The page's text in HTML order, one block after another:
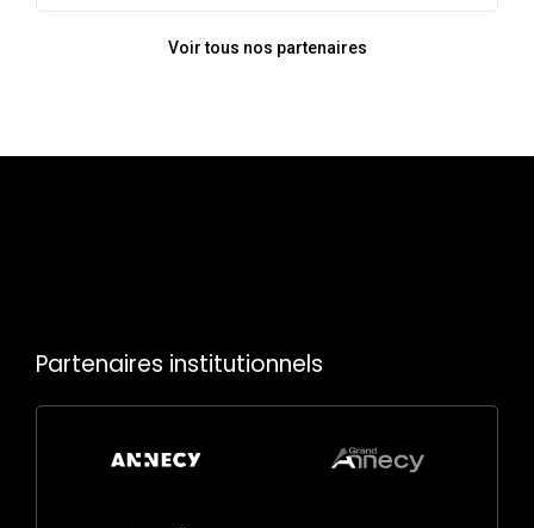
Voir tous nos partenaires
Partenaires institutionnels